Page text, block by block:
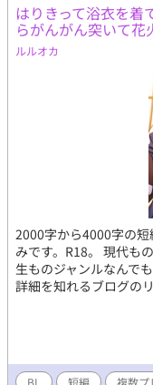
はりきって浴衣を着
らがんがん突いて
ルルオカ
2000字から4000字の
みです。R18。 現代も
生ものジャンルなんで
詳細を知れるブログの
BL 短編 複数プ